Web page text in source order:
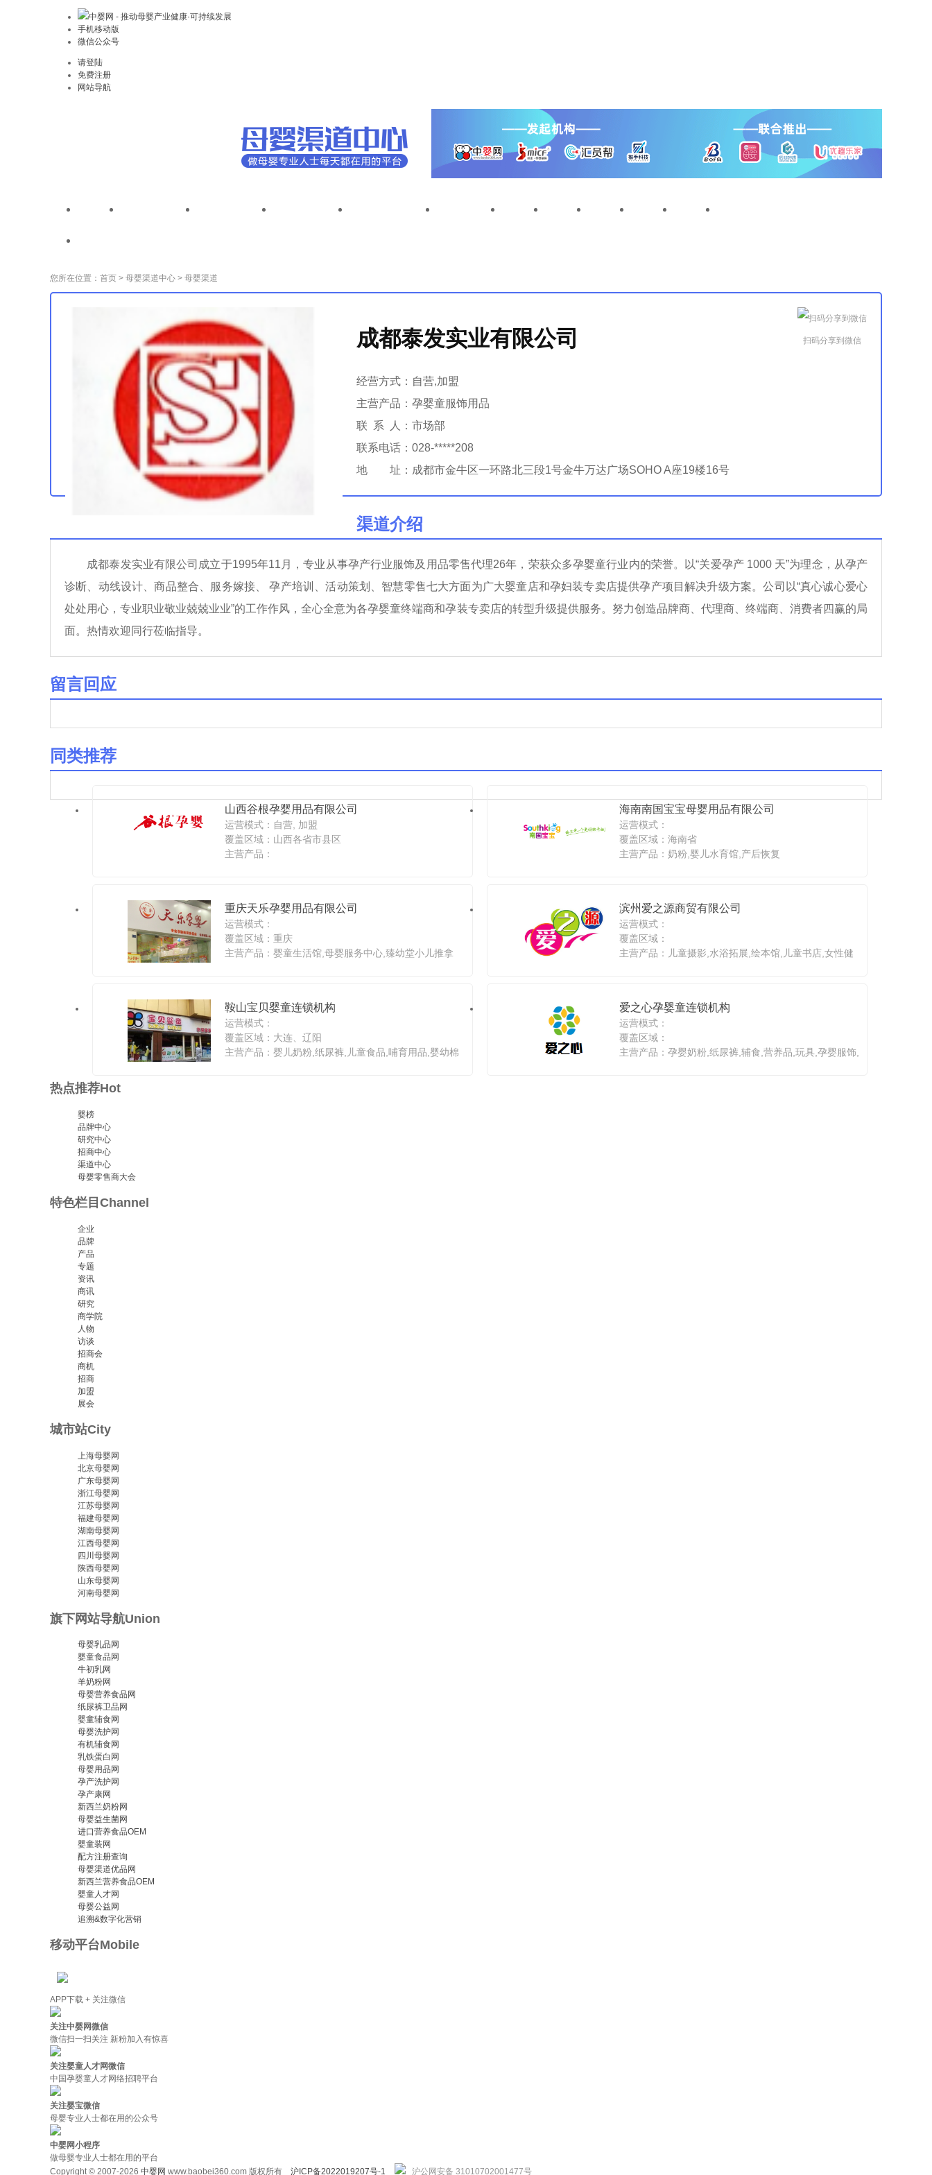
中婴网 - 推动母婴产业健康·可持续发展
手机移动版
微信公众号
请登陆
免费注册
网站导航
首页 全国性连锁 省地级连锁 区县级连锁 进口母婴连锁 母婴单店 资讯 专访 人物 专题 直播
您所在位置： 首页 > 母婴渠道中心 > 母婴渠道
扫码分享到微信
成都泰发实业有限公司
经营方式：自营,加盟
主营产品：孕婴童服饰用品
联系
人：市场部
联系电话：028-*****208
地 址：成都市金牛区一环路北三段1号金牛万达广场SOHO A座19楼16号
渠道介绍
成都泰发实业有限公司成立于1995年11月，专业从事孕产行业服饰及用品零售代理26年，荣获众多孕婴童行业内的荣誉。以“关爱孕产 1000 天”为理念，从孕产
诊断、动线设计、商品整合、服务嫁接、 孕产培训、活动策划、智慧零售七大方面为广大婴童店和孕妇装专卖店提供孕产项目解决升级方案。公司以“真心诚心爱心
处处用心，专业职业敬业兢兢业业”的工作作风，全心全意为各孕婴童终端商和孕装专卖店的转型升级提供服务。努力创造品牌商、代理商、终端商、消费者四赢的局
面。热情欢迎同行莅临指导。
留言回应
同类推荐
山西谷根孕婴用品有限公司
运营模式：自营, 加盟
覆盖区域：山西各省市县区
主营产品：
海南南国宝宝母婴用品有限公司
运营模式：
覆盖区域：海南省
主营产品：奶粉,婴儿水育馆,产后恢复
重庆天乐孕婴用品有限公司
运营模式：
覆盖区域：重庆
主营产品：婴童生活馆,母婴服务中心,臻幼堂小儿推拿
滨州爱之源商贸有限公司
运营模式：
覆盖区域：
主营产品：儿童摄影,水浴拓展,绘本馆,儿童书店,女性健
鞍山宝贝婴童连锁机构
运营模式：
覆盖区域：大连、辽阳
主营产品：婴儿奶粉,纸尿裤,儿童食品,哺育用品,婴幼棉
爱之心孕婴童连锁机构
运营模式：
覆盖区域：
主营产品：孕婴奶粉,纸尿裤,辅食,营养品,玩具,孕婴服饰,
热点推荐Hot
婴榜
品牌中心
研究中心
招商中心
渠道中心
母婴零售商大会
特色栏目 Channel
企业
品牌
产品
专题
资讯
商讯
研究
商学院
人物
访谈
招商会
商机
招商
加盟
展会
城市站City
上海母婴网
北京母婴网
广东母婴网
浙江母婴网
江苏母婴网
福建母婴网
湖南母婴网
江西母婴网
四川母婴网
陕西母婴网
山东母婴网
河南母婴网
旗下网站导航Union
母婴乳品网
婴童食品网
牛初乳网
羊奶粉网
母婴营养食品网
纸尿裤卫品网
婴童辅食网
母婴洗护网
有机辅食网
乳铁蛋白网
母婴用品网
孕产洗护网
孕产康网
新西兰奶粉网
母婴益生菌网
进口营养食品OEM
婴童装网
配方注册查询
母婴渠道优品网
新西兰营养食品OEM
婴童人才网
母婴公益网
追溯&数字化营销
移动平台Mobile
APP下载 + 关注微信
关注中婴网微信
微信扫一扫关注 新粉加入有惊喜
关注婴童人才网微信
中国孕婴童人才网络招聘平台
关注婴宝微信
母婴专业人士都在用的公众号
中婴网小程序
做母婴专业人士都在用的平台
Copyright © 2007-2026 中婴网 www.baobei360.com 版权所有 沪ICP备2022019207号-1 沪公网安备 31010702001477号